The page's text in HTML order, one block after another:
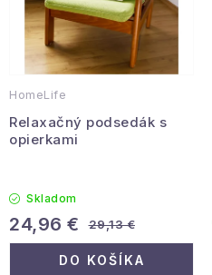
Zdravie a krása
Šport a outdoor
Pre deti
Darčekové poukazy
Sezónne kategórie
v
t
o
HomeLife
Relaxačný podsedák s
opierkami
Skladom
24,96 € 29,13 €
DO KOŠÍKA